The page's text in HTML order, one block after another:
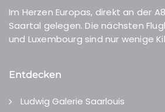
Im Herzen Europas, direkt an der
Saartal gelegen. Die nächsten
und Luxembourg sind nur wenige
Entdecken
Ludwig Galerie Saarlouis